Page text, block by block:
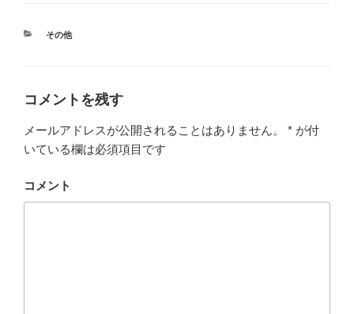
カ
ー
その他
コメントを残す
メールアドレスが公開されることはありません。 * が付
いている欄は必須項目です
コメント